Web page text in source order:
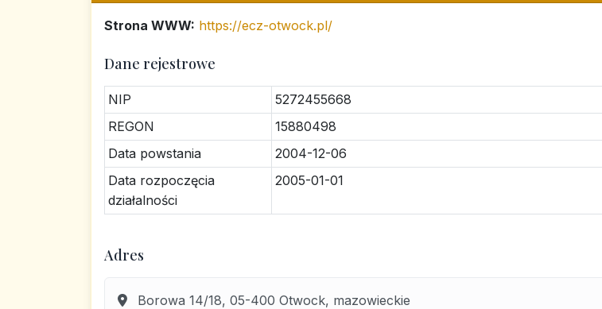
Strona WWW: https://ecz-otwock.pl/
Dane rejestrowe
NIP
5272455668
REGON
15880498
Data powstania
2004-12-06
Data rozpoczęcia
działalności
2005-01-01
Adres
Borowa 14/18, 05-400 Otwock, mazowieckie